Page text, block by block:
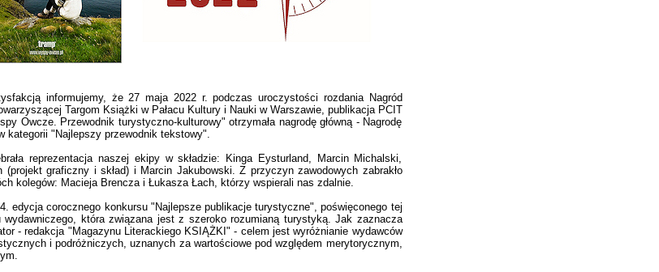
informujemy, że 27 maja 2022 r. podczas uroczystości rozdania Nagród
Targom Książki w Pałacu Kultury i Nauki w Warszawie, publikacja PCIT
Owcze. Przewodnik turystyczno-kulturowy" otrzymała nagrodę główną - Nagrodę
kategorii "Najlepszy przewodnik tekstowy".
reprezentacja naszej ekipy w składzie: Kinga Eysturland, Marcin Michalski,
(projekt graficzny i skład) i Marcin Jakubowski. Z przyczyn zawodowych zabrakło
kolegów: Macieja Brencza i Łukasza Łach, którzy wspierali nas zdalnie.
edycja corocznego konkursu "Najlepsze publikacje turystyczne", poświęconego tej
wydawniczego, która związana jest z szeroko rozumianą turystyką. Jak zaznacza
- redakcja "Magazynu Literackiego KSIĄŻKI" - celem jest wyróżnianie wydawców
i podróżniczych, uznanych za wartościowe pod względem merytorycznym,